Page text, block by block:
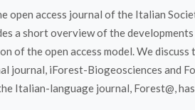
open access journal of the Italian
a short overview of the
of the open access model. We
journal, iForest-Biogeosciences and
Italian-language journal, Forest@,